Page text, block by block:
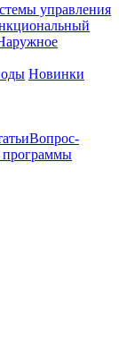
управления
Новинки
Вопрос-